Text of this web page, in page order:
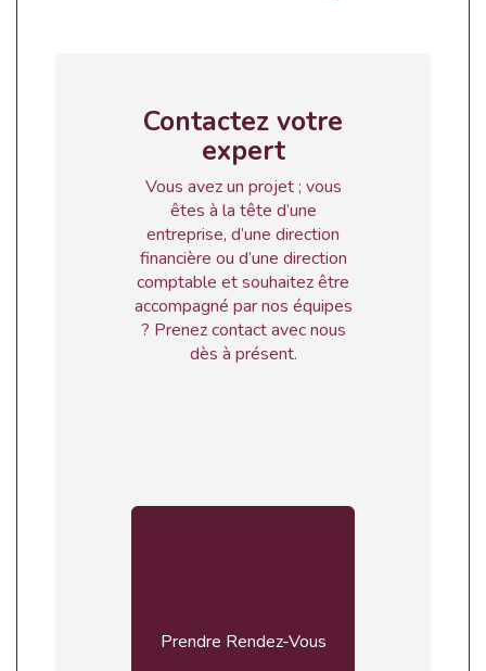
Contactez votre
expert
Vous avez un projet ; vous
êtes à la tête d’une
entreprise, d’une direction
financière ou d’une direction
comptable et souhaitez être
accompagné par nos équipes
? Prenez contact avec nous
dès à présent.
Prendre Rendez-Vous